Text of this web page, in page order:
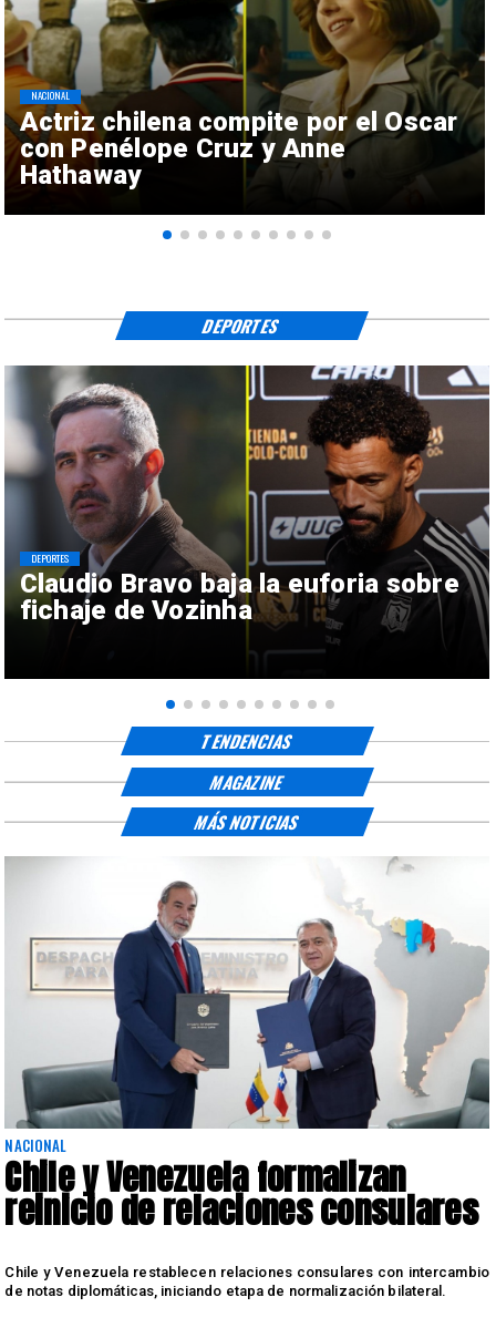
Actriz chilena compite por el Oscar
con Penélope Cruz y Anne
Hathaway
NACIONAL
Claudio Bravo baja la euforia sobre
fichaje de Vozinha
DEPORTES
DEPORTES
TENDENCIAS
MAGAZINE
NACIONAL
Chile y Venezuela formalizan
reinicio de relaciones consulares
Chile y Venezuela restablecen relaciones consulares con intercambio
de notas diplomáticas, iniciando etapa de normalización bilateral.
MÁS NOTICIAS